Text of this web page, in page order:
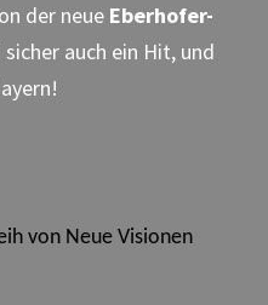
der neue Eberhofer-
auch ein Hit, und
von Neue Visionen